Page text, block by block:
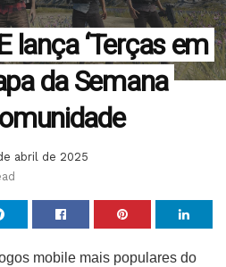
lança ‘Terças em
da Semana
abril de 2025
mobile mais populares do